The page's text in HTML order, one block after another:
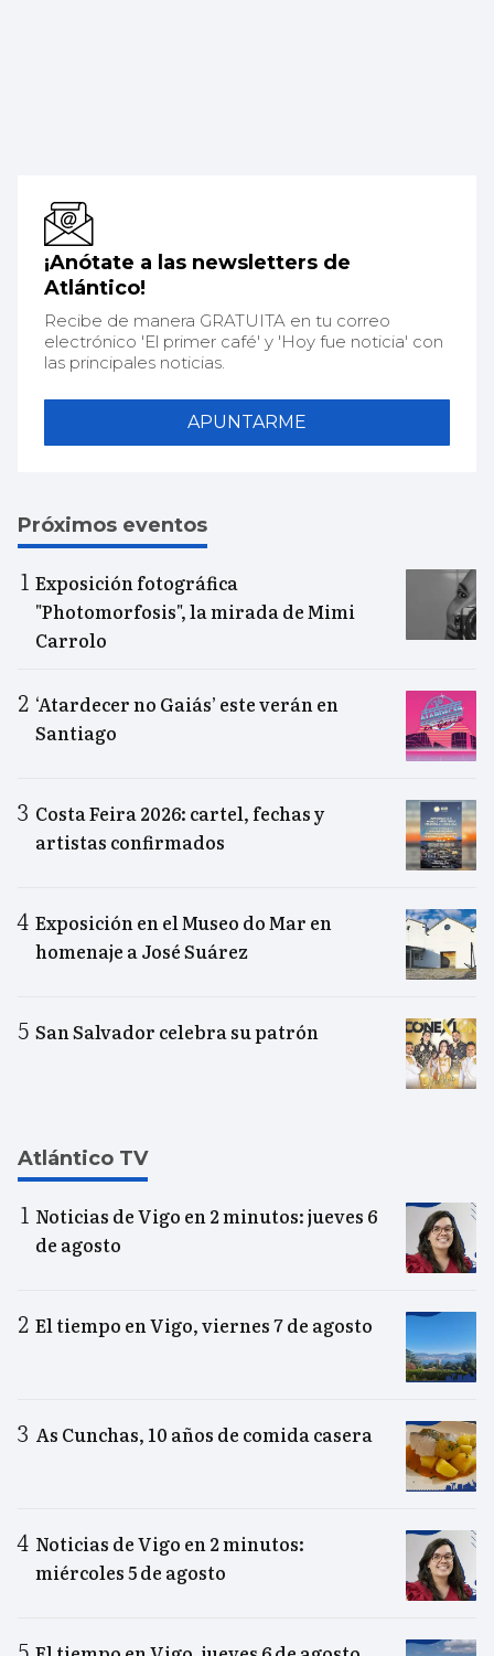
¡Anótate a las newsletters de
Atlántico!
Recibe de manera GRATUITA en tu correo
electrónico 'El primer café' y 'Hoy fue noticia' con
las principales noticias.
APUNTARME
Próximos eventos
Exposición fotográfica
"Photomorfosis", la mirada de Mimi
Carrolo
‘Atardecer no Gaiás’ este verán en
Santiago
Costa Feira 2026: cartel, fechas y
artistas confirmados
Exposición en el Museo do Mar en
homenaje a José Suárez
San Salvador celebra su patrón
Atlántico TV
Noticias de Vigo en 2 minutos: jueves 6
de agosto
El tiempo en Vigo, viernes 7 de agosto
As Cunchas, 10 años de comida casera
Noticias de Vigo en 2 minutos:
miércoles 5 de agosto